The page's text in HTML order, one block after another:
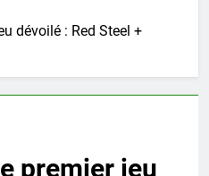
dévoilé : Red Steel +
premier jeu